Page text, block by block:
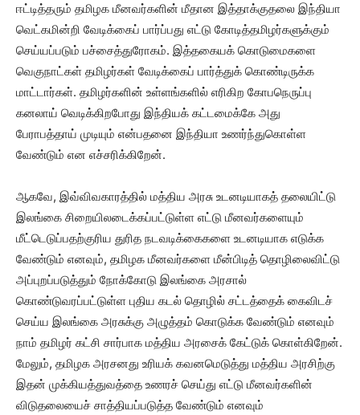
ஈட்டித்தரும் தமிழக மீனவர்களின் மீதான இத்தாக்குதலை இந்தியா
வெட்கமின்றி வேடிக்கைப் பார்ப்பது எட்டு கோடித்தமிழர்களுக்கும்
செய்யப்படும் பச்சைத்துரோகம். இத்தகையக் கொடுமைகளை
வெகுநாட்கள் தமிழர்கள் வேடிக்கைப் பார்த்துக் கொண்டிருக்க
மாட்டார்கள். தமிழர்களின் உள்ளங்களில் எரிகிற கோபநெருப்பு
கனலாய் வெடிக்கிறபோது இந்தியக் கட்டமைக்கே அது
பேராபத்தாய் முடியும் என்பதனை இந்தியா உணர்ந்துகொள்ள
வேண்டும் என எச்சரிக்கிறேன்.
ஆகவே, இவ்விவகாரத்தில் மத்திய அரசு உடனடியாகத் தலையிட்டு
இலங்கை சிறையிலடைக்கப்பட்டுள்ள எட்டு மீனவர்களையும்
மீட்டெடுப்பதற்குரிய துரித நடவடிக்கைகளை உடனடியாக எடுக்க
வேண்டும் எனவும், தமிழக மீனவர்களை மீன்பிடித் தொழிலைவிட்டு
அப்புறப்படுத்தும் நோக்கோடு இலங்கை அரசால்
கொண்டுவரப்பட்டுள்ள புதிய கடல் தொழில் சட்டத்தைக் கைவிடச்
செய்ய இலங்கை அரசுக்கு அழுத்தம் கொடுக்க வேண்டும் எனவும்
நாம் தமிழர் கட்சி சார்பாக மத்திய அரசைக் கேட்டுக் கொள்கிறேன்.
மேலும், தமிழக அரசனது உரியக் கவனமெடுத்து மத்திய அரசிற்கு
இதன் முக்கியத்துவத்தை உணரச் செய்து எட்டு மீனவர்களின்
விடுதலையைச் சாத்தியப்படுத்த வேண்டும் எனவும்